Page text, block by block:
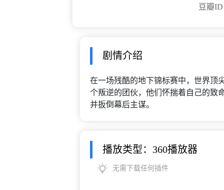
豆瓣
剧情介绍
在一场残酷的地下锦标赛中，世界顶
个叛逆的团伙，他们怀揣着自己的致
并扳倒幕后主谋。
播放类型：360播放器
无需下载任何插件